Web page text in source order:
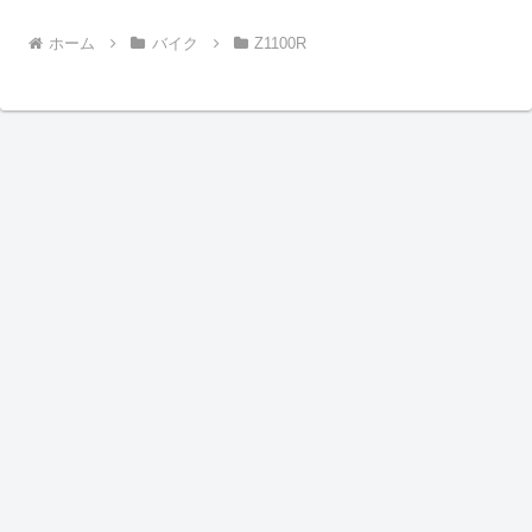
ホーム バイク Z1100R